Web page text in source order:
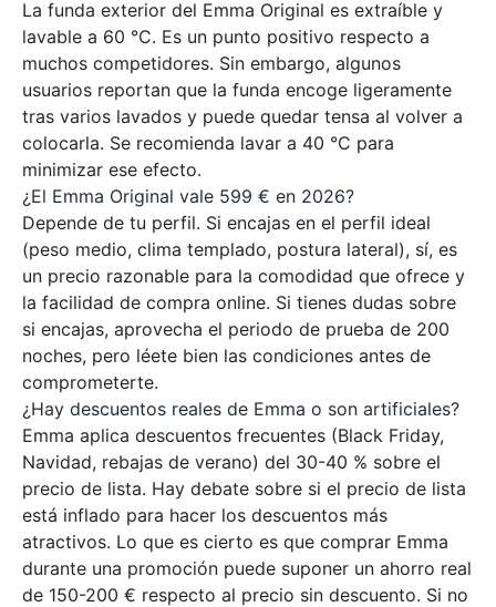
La funda exterior del Emma Original es extraíble y
lavable a 60 °C. Es un punto positivo respecto a
muchos competidores. Sin embargo, algunos
usuarios reportan que la funda encoge ligeramente
tras varios lavados y puede quedar tensa al volver a
colocarla. Se recomienda lavar a 40 °C para
minimizar ese efecto.
¿El Emma Original vale 599 € en 2026?
Depende de tu perfil. Si encajas en el perfil ideal
(peso medio, clima templado, postura lateral), sí, es
un precio razonable para la comodidad que ofrece y
la facilidad de compra online. Si tienes dudas sobre
si encajas, aprovecha el periodo de prueba de 200
noches, pero léete bien las condiciones antes de
comprometerte.
¿Hay descuentos reales de Emma o son artificiales?
Emma aplica descuentos frecuentes (Black Friday,
Navidad, rebajas de verano) del 30-40 % sobre el
precio de lista. Hay debate sobre si el precio de lista
está inflado para hacer los descuentos más
atractivos. Lo que es cierto es que comprar Emma
durante una promoción puede suponer un ahorro real
de 150-200 € respecto al precio sin descuento. Si no